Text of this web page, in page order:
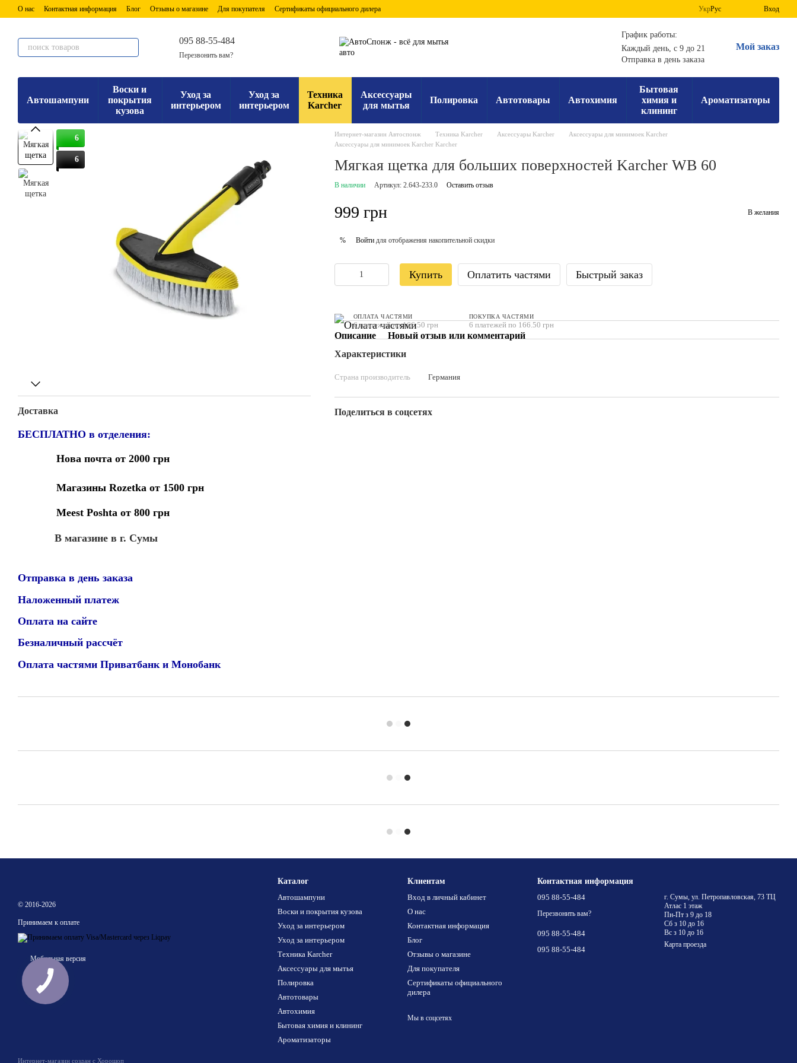
Перейти к основному контенту
О нас Контактная информация Блог Отзывы о магазине Для покупателя Сертификаты официального дилера УкрРус Вход
095 88-55-484
Перезвонить вам?
График работы:
Каждый день, с 9 до 21
Отправка в день заказа
Мой заказ
Автошампуни
Воски и
покрытия
кузова
Уход за
интерьером
Уход за
интерьером
Техника
Karcher
Аксессуары
для мытья
Полировка Автотовары Автохимия
Бытовая
химия и
клининг
Ароматизаторы
6
6
Доставка
БЕСПЛАТНО в отделения:
Нова почта от 2000 грн
Магазины Rozetka от 1500 грн
Meest Poshta от 800 грн
В магазине в г. Сумы
Отправка в день заказа
Наложенный платеж
Оплата на сайте
Безналичный рассчёт
Оплата частями Приватбанк и Монобанк
Интернет-магазин Автоспонж Техника Karcher Аксессуары Karcher
Аксессуары для минимоек Karcher
Аксессуары для минимоек Karcher Karcher
Мягкая щетка для больших поверхностей Karcher WB 60
В наличии Артикул: 2.643-233.0 Оставить отзыв
999 грн В желания
% Войтидля отображения накопительной скидки
Купить Оплатить частями Быстрый заказ
ОПЛАТА ЧАСТЯМИ
6 платежей по 166.50 грн
ПОКУПКА ЧАСТЯМИ
6 платежей по 166.50 грн
Описание
Новый отзыв или комментарий
Характеристики
Страна производитель Германия
Поделиться в соцсетях
© 2016-2026
Принимаем к оплате
Мобильная версия
Интернет-магазин создан с Хорошоп
Каталог
Автошампуни
Воски и покрытия кузова
Уход за интерьером
Уход за интерьером
Техника Karcher
Аксессуары для мытья
Полировка
Автотовары
Автохимия
Бытовая химия и клининг
Ароматизаторы
Клиентам
Вход в личный кабинет
О нас
Контактная информация
Блог
Отзывы о магазине
Для покупателя
Сертификаты официального
дилера
Мы в соцсетях
Контактная информация
095 88-55-484
Перезвонить вам?
095 88-55-484
095 88-55-484
г. Сумы, ул. Петропавловская, 73 ТЦ
Атлас 1 этаж
Пн-Пт з 9 до 18
Сб з 10 до 16
Вс з 10 до 16
Карта проезда